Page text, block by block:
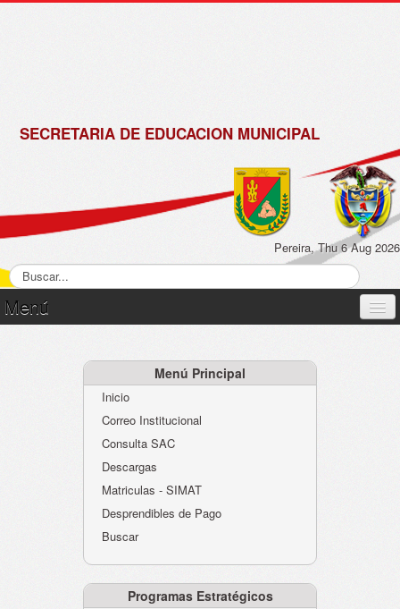
SECRETARIA DE EDUCACION MUNICIPAL
Pereira, Thu 6 Aug 2026
Menú
Atención al Ciudadano
Instituciones Educativas
Despacho Secretaría
Evaluación desempeño
Humano-Cesantías
Menú Principal
Inicio
Correo Institucional
Consulta SAC
Descargas
Matriculas - SIMAT
Desprendibles de Pago
Buscar
Programas Estratégicos
de